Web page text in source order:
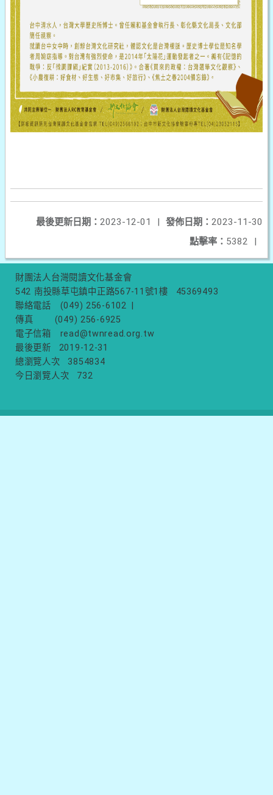
發佈日期： 2023-11-30
最後更新日期： 2023-12-01
|
點擊率： 5382 |
財團法人台灣閱讀文化基金會
542 南投縣草屯鎮中正路567-11號1樓
45369493
聯絡電話
(049) 256-6102
傳真
(049) 256-6925
電子信箱
read@twnread.org.tw
最後更新
2019-12-31
總瀏覽人次
3854834
今日瀏覽人次
732